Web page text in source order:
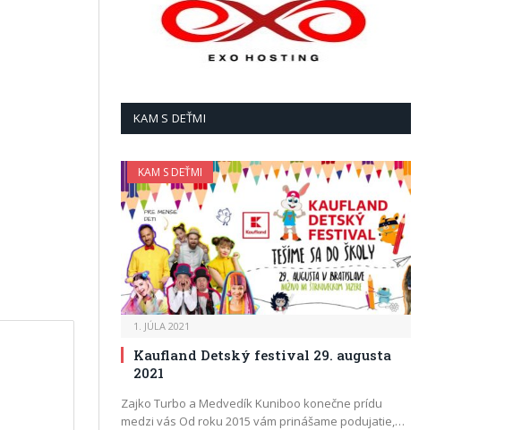
KAM S DEŤMI
KAM S DEŤMI
1. JÚLA 2021
Kaufland Detský festival 29. augusta
2021
Zajko Turbo a Medvedík Kuniboo konečne prídu
medzi vás Od roku 2015 vám prinášame podujatie,…